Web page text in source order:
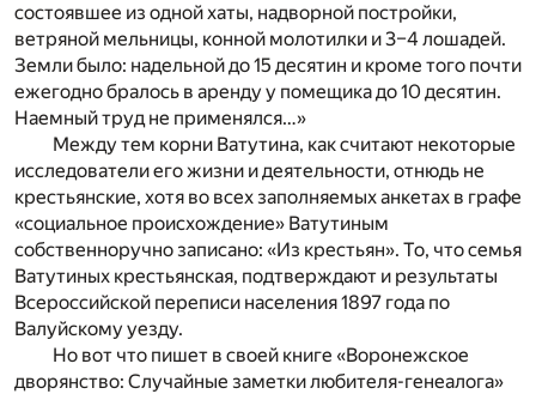
состоявшее из одной хаты, надворной постройки,
ветряной мельницы, конной молотилки и 3–4 лошадей.
Земли было: надельной до 15 десятин и кроме того почти
ежегодно бралось в аренду у помещика до 10 десятин.
Наемный труд не применялся…»
Между тем корни Ватутина, как считают некоторые
исследователи его жизни и деятельности, отнюдь не
крестьянские, хотя во всех заполняемых анкетах в графе
«социальное происхождение» Ватутиным
собственноручно записано: «Из крестьян». То, что семья
Ватутиных крестьянская, подтверждают и результаты
Всероссийской переписи населения 1897 года по
Валуйскому уезду.
Но вот что пишет в своей книге «Воронежское
дворянство: Случайные заметки любителя-генеалога»